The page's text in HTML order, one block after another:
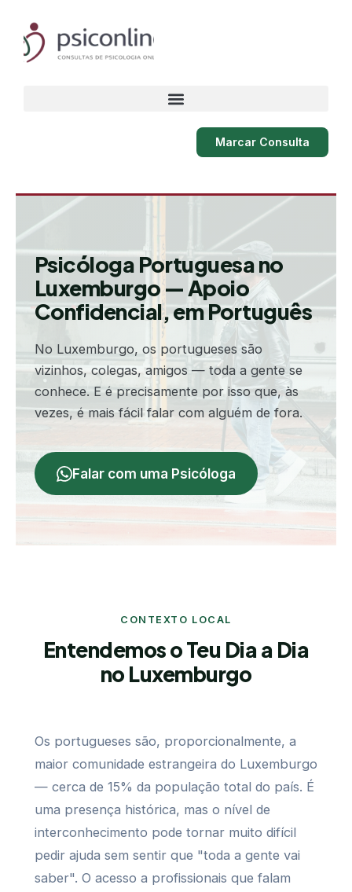
content
Marcar Consulta
Psicóloga Portuguesa no
Luxemburgo — Apoio
Confidencial, em Português
No Luxemburgo, os portugueses são
vizinhos, colegas, amigos — toda a gente se
conhece. E é precisamente por isso que, às
vezes, é mais fácil falar com alguém de fora.
Falar com uma Psicóloga
CONTEXTO LOCAL
Entendemos o Teu Dia a Dia
no Luxemburgo
Os portugueses são, proporcionalmente, a
maior comunidade estrangeira do Luxemburgo
— cerca de 15% da população total do país. É
uma presença histórica, mas o nível de
interconhecimento pode tornar muito difícil
pedir ajuda sem sentir que "toda a gente vai
saber". O acesso a profissionais que falam